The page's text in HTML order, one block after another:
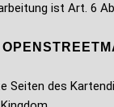
ist Art. 6
Seiten des